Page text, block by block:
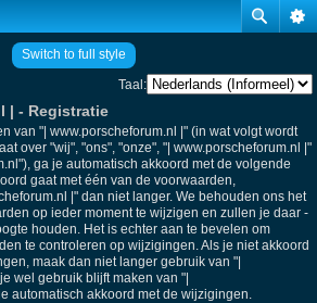
Switch to full style
Taal:
| - Registratie
van "| www.porscheforum.nl |" (in wat volgt wordt
over "wij", "ons", "onze", "| www.porscheforum.nl |"
ga je automatisch akkoord met de volgende
gaat met één van de voorwaarden,
|" dan niet langer. We behouden ons het
op ieder moment te wijzigen en zullen je daar -
houden. Het is echter aan te bevelen om
te controleren op wijzigingen. Als je niet akkoord
maak dan niet langer gebruik van "|
wel gebruik blijft maken van "|
automatisch akkoord met de wijzigingen.